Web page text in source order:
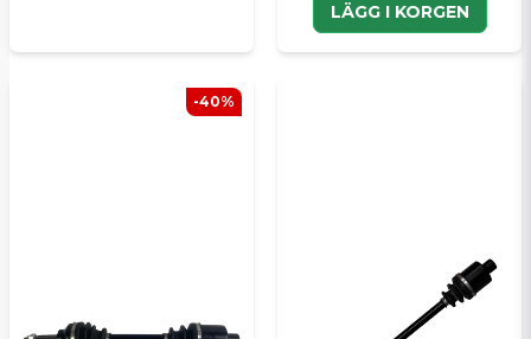
LÄGG I KORGEN
-40%